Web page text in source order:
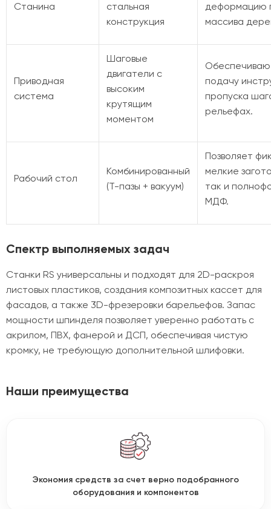
Станина
стальная
конструкция
деформацию
массива
Приводная
система
Шаговые
двигатели с
высоким
крутящим
моментом
подачу
пропуска
рельефах.
Рабочий стол
Комбинированный
(Т-пазы + вакуум)
Позволяет
мелкие
так и
МДФ.
Спектр выполняемых задач
Станки RS универсальны и подходят для 2D-раскроя
листовых пластиков, создания композитных кассет для
фасадов, а также 3D-фрезеровки барельефов. Запас
мощности шпинделя позволяет уверенно работать с
акрилом, ПВХ, фанерой и ДСП, обеспечивая чистую
кромку, не требующую дополнительной шлифовки.
Наши преимущества
Экономия средств за счет верно подобранного
оборудования и компонентов